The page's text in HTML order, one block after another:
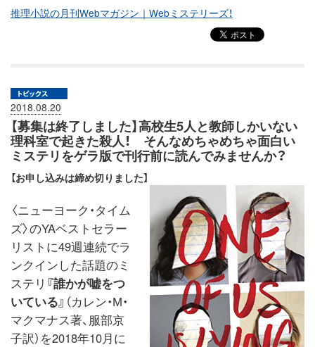
推理小説の月刊Webマガジン｜Webミステリーズ！
2018.08.20
【募集は終了しました】高校生5人と教師しかいない
理科室で起きた殺人！ そんなめちゃめちゃ面白い
ミステリをゲラ版で刊行前に読んでみませんか？
【お申し込みは締め切りました】
〈ニューヨーク・タイム
ズ〉のYAベストセラー
リストに49週連続でラ
ンクインした話題のミ
ステリ 『誰かが嘘をつ
いている』 （カレン・М・
マクマナス著、服部京
子訳）を2018年10月に